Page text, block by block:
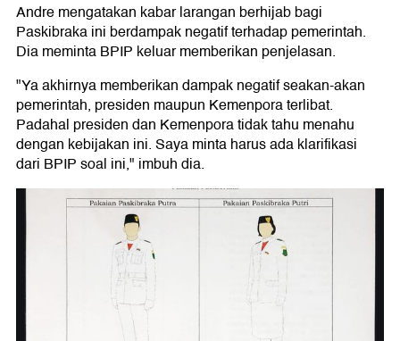
Andre mengatakan kabar larangan berhijab bagi
Paskibraka ini berdampak negatif terhadap pemerintah.
Dia meminta BPIP keluar memberikan penjelasan.
"Ya akhirnya memberikan dampak negatif seakan-akan
pemerintah, presiden maupun Kemenpora terlibat.
Padahal presiden dan Kemenpora tidak tahu menahu
dengan kebijakan ini. Saya minta harus ada klarifikasi
dari BPIP soal ini," imbuh dia.